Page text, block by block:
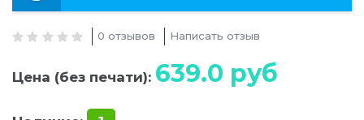
0 отзывов Написать отзыв
Цена (без печати): 639.0 руб